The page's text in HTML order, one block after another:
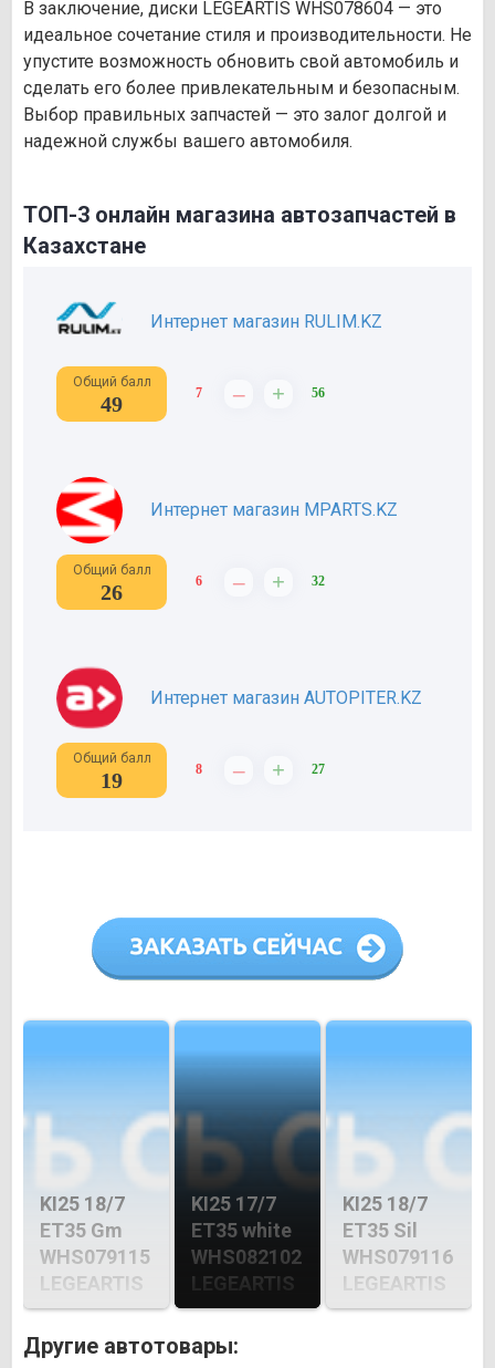
В заключение, диски LEGEARTIS WHS078604 — это
идеальное сочетание стиля и производительности. Не
упустите возможность обновить свой автомобиль и
сделать его более привлекательным и безопасным.
Выбор правильных запчастей — это залог долгой и
надежной службы вашего автомобиля.
ТОП-3 онлайн магазина автозапчастей в
Казахстане
Интернет магазин RULIM.KZ
Общий балл
49 7 – + 56
Интернет магазин MPARTS.KZ
Общий балл
26 6 – + 32
Интернет магазин AUTOPITER.KZ
Общий балл
19 8 – + 27
KI25 18/7
ET35 Gm
WHS079115
LEGEARTIS
KI25 17/7
ET35 white
WHS082102
LEGEARTIS
KI25 18/7
ET35 Sil
WHS079116
LEGEARTIS
Другие автотовары: